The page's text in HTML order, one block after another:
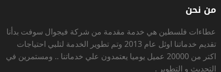
من نحن
عطاءات فلسطينهي خدمة مقدمة من شركة فيجوال سوفت بدأنا
تقديم خدماتنا اوئل عام 2013 وتم تطوير الخدمة لتلبي احتياجات
اكتر من 20000 عميل يوميا يعتمدون علي خدماتنا .. ومستمرين في
التحديث و التطوير .